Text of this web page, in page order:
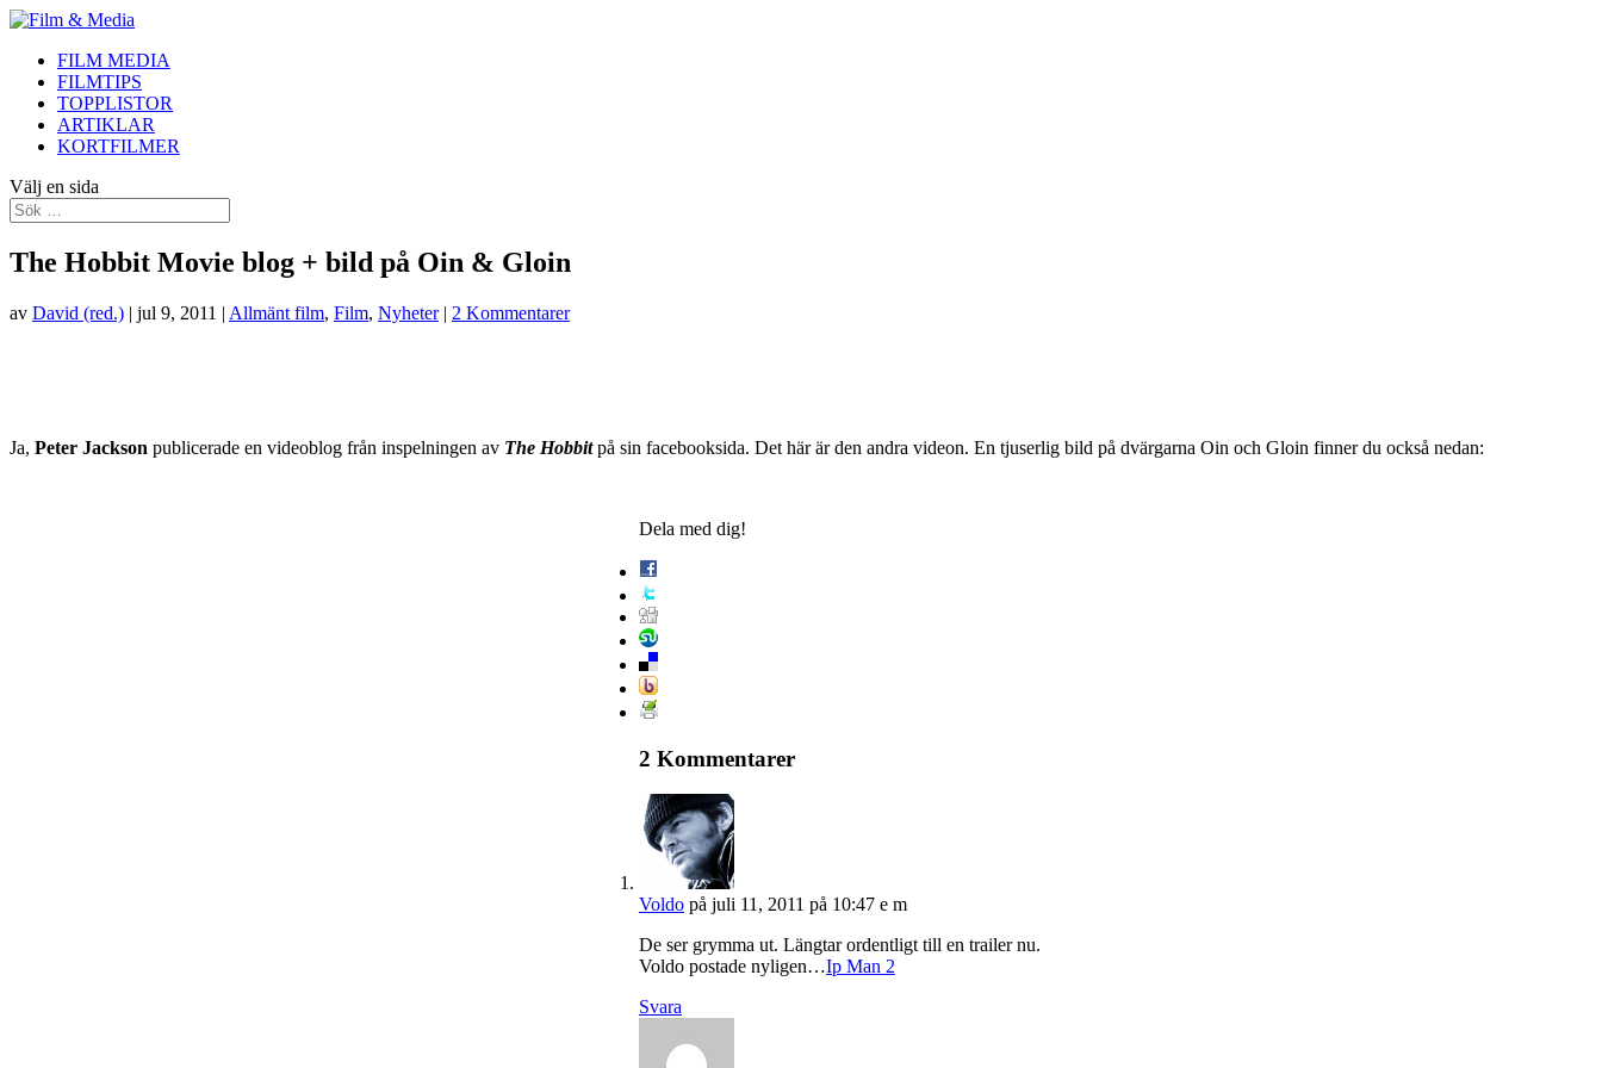
FILM MEDIA
FILMTIPS
TOPPLISTOR
ARTIKLAR
KORTFILMER
Välj en sida
The Hobbit Movie blog + bild på Oin & Gloin
av David (red.) | jul 9, 2011 | Allmänt film, Film, Nyheter| 2 Kommentarer
Ja, Peter Jackson publicerade en videoblog från inspelningen av The Hobbitpå sin facebooksida. Det här är den andra videon. En tjuserlig bild på dvärgarna Oin och Gloin finner du också nedan:
Dela med dig!
2 Kommentarer
Voldo på juli 11, 2011 på 10:47 e m
De ser grymma ut. Längtar ordentligt till en trailer nu.
Voldo postade nyligen…Ip Man 2
Svara